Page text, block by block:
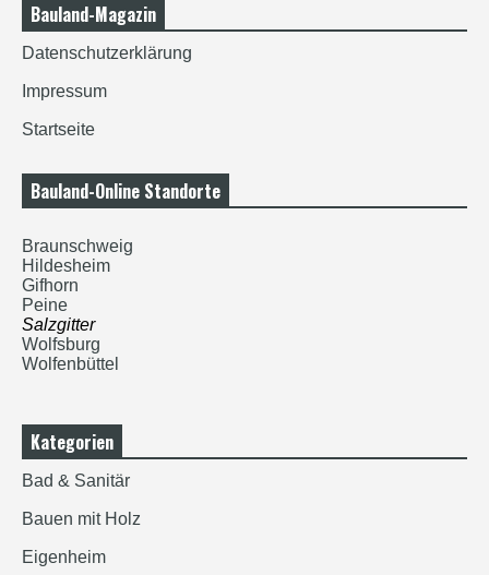
Bauland-Magazin
Datenschutzerklärung
Impressum
Startseite
Bauland-Online Standorte
Braunschweig
Hildesheim
Gifhorn
Peine
Salzgitter
Wolfsburg
Wolfenbüttel
Kategorien
Bad & Sanitär
Bauen mit Holz
Eigenheim